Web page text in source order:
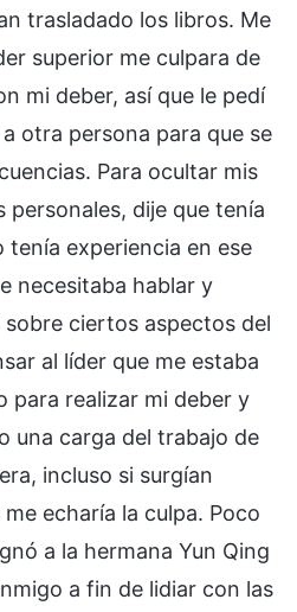
trasladado los libros. Me
superior me culpara de
mi deber, así que le pedí
otra persona para que se
Para ocultar mis
dije que tenía
tenía experiencia en ese
necesitaba hablar y
ciertos aspectos del
al líder que me estaba
para realizar mi deber y
una carga del trabajo de
incluso si surgían
echaría la culpa. Poco
a la hermana Yun Qing
a fin de lidiar con las